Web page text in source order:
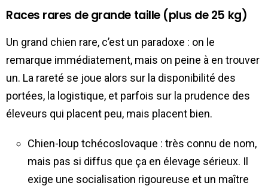
Races rares de grande taille (plus de 25 kg)
Un grand chien rare, c’est un paradoxe : on le
remarque immédiatement, mais on peine à en trouver
un. La rareté se joue alors sur la disponibilité des
portées, la logistique, et parfois sur la prudence des
éleveurs qui placent peu, mais placent bien.
Chien-loup tchécoslovaque : très connu de nom,
mais pas si diffus que ça en élevage sérieux. Il
exige une socialisation rigoureuse et un maître